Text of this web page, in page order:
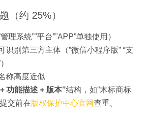
（约 25%）
理系统””平台””APP”单独使用）
识别第三方主体（”微信小程序版” “支
称高度近似
功能描述 + 版本”结构，如”木标商标
交前在版权保护中心官网查重。